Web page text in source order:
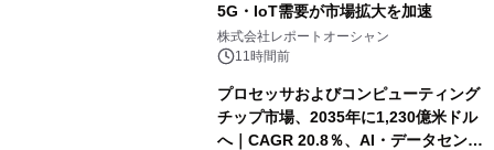
5G・IoT需要が市場拡大を加速
株式会社レポートオーシャン
11時間前
プロセッサおよびコンピューティング
チップ市場、2035年に1,230億米ドル
へ｜CAGR 20.8％、AI・データセンタ